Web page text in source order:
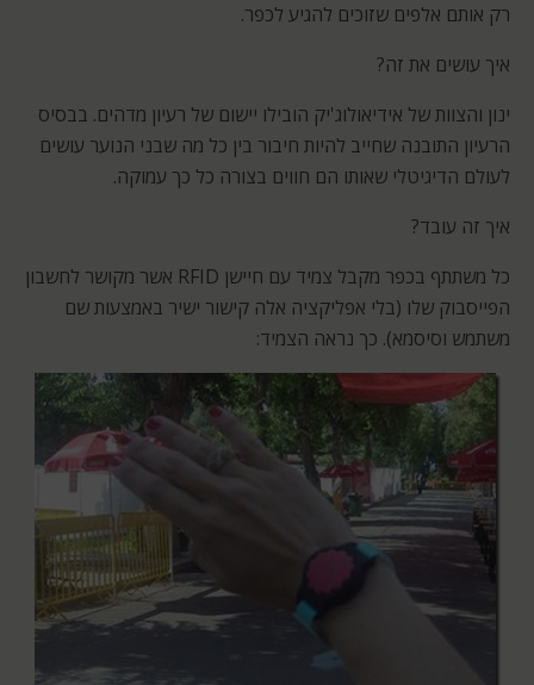
רק אותם אלפים שזוכים להגיע לכפר.
איך עושים את זה?
ינון והצוות של אידיאולוג'יק הובילו יישום של רעיון מדהים. בבסיס
הרעיון התובנה שחייב להיות חיבור בין כל מה שבני הנוער עושים
לעולם הדיגיטלי שאותו הם חווים בצורה כל כך עמוקה.
איך זה עובד?
כל משתתף בכפר מקבל צמיד עם חיישן RFID אשר מקושר לחשבון
הפייסבוק שלו (בלי אפליקציה אלה קישור ישיר באמצעות שם
משתמש וסיסמא). כך נראה הצמיד: